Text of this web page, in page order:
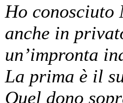
Ho conosciuto
anche in
un’impronta
La prima è il
Quel dono